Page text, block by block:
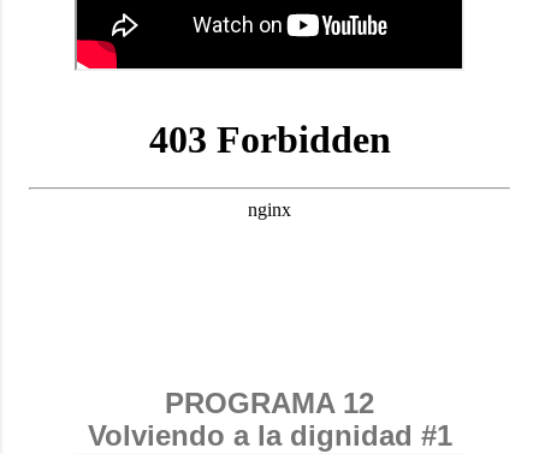
PROGRAMA 12
Volviendo a la dignidad #1